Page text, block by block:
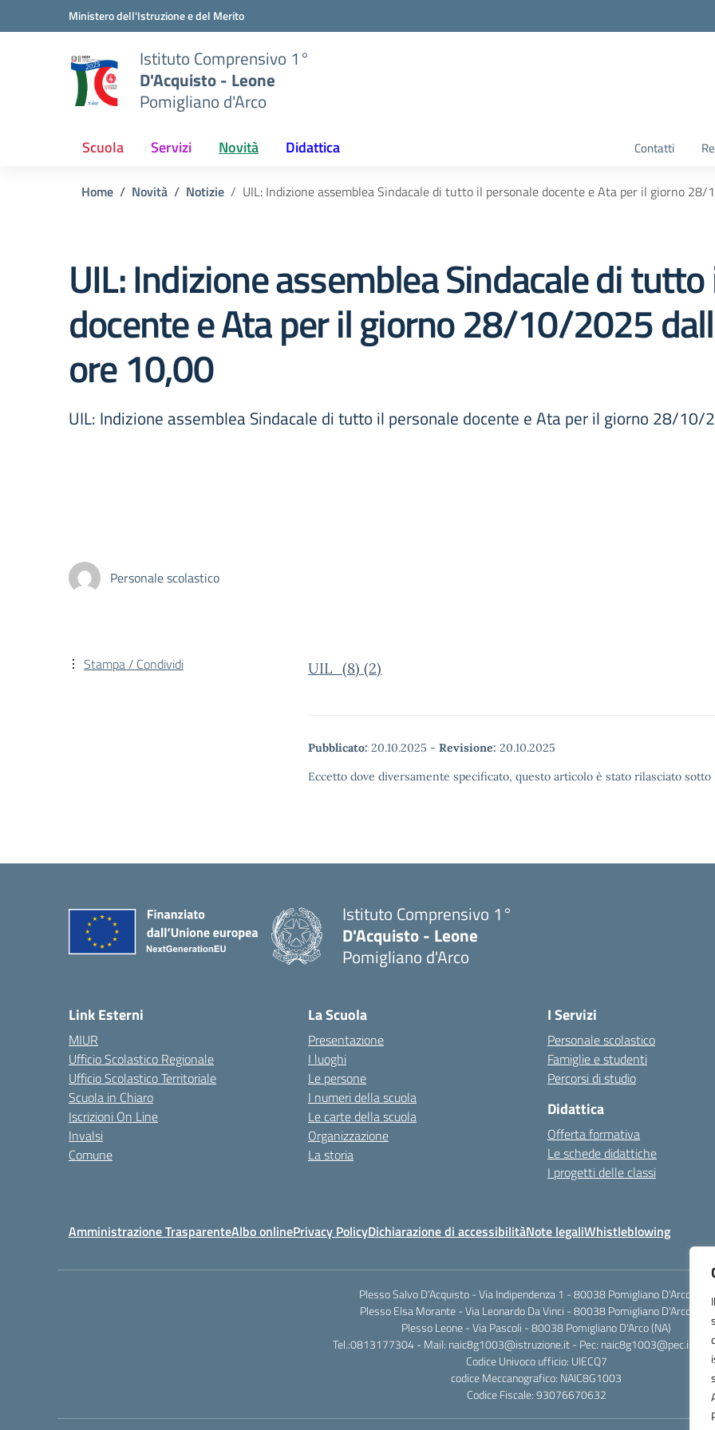
Vai ai contenuti
Vai al menu di navigazioneMinistero dell'Istruzione e del Merito
Istituto Comprensivo 1°
D'Acquisto - Leone
Pomigliano d'Arco
Scuola Servizi Novità Didattica Contatti
Home Novità Notizie UIL: Indizione assemblea Sindacale di tutto il personale docente e Ata per il giorno
UIL: Indizione assemblea Sindacale di
docente e Ata per il giorno 28/10/2025
ore 10,00
UIL: Indizione assemblea Sindacale di tutto il personale docente e Ata per il giorno 28/10/
Personale scolastico
UIL_(8) (2)
Pubblicato: 20.10.2025 - Revisione: 20.10.2025
Eccetto dove diversamente specificato, questo articolo è stato rilasciato
Stampa / Condividi
Istituto Comprensivo 1°
D'Acquisto - Leone
Pomigliano d'Arco
Link Esterni
MIUR
Ufficio Scolastico Regionale
Ufficio Scolastico Territoriale
Scuola in Chiaro
Iscrizioni On Line
Invalsi
Comune
La Scuola
Presentazione
I luoghi
Le persone
I numeri della scuola
Le carte della scuola
Organizzazione
La storia
I Servizi
Personale scolastico
Famiglie e studenti
Percorsi di studio
Didattica
Offerta formativa
Le schede didattiche
I progetti delle classi
Amministrazione TrasparenteAlbo onlinePrivacy PolicyDichiarazione di accessibilitàNote legaliWhistleblowing
Plesso Salvo D'Acquisto - Via Indipendenza 1 - 80038 Pomigliano D'Arco (NA)
Plesso Elsa Morante - Via Leonardo Da Vinci - 80038 Pomigliano D'Arco (NA)
Plesso Leone - Via Pascoli - 80038 Pomigliano D'Arco (NA)
Tel.:0813177304 - Mail: naic8g1003@istruzione.it - Pec:
Codice Univoco ufficio: UIECQ7
codice Meccanografico: NAIC8G1003
Codice Fiscale: 93076670632